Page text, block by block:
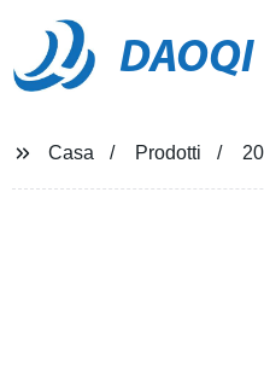
DAOQI
Casa Prodotti